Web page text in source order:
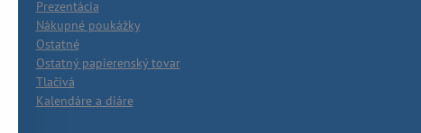
Prezentácia
Nákupné poukážky
Ostatné
Ostatný papierenský tovar
Tlačivá
Kalendáre a diáre